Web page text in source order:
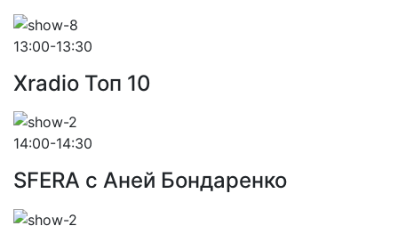
13:00-13:30
Xradio Топ 10
14:00-14:30
SFERA с Аней Бондаренко